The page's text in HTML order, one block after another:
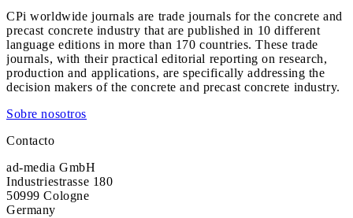
CPi worldwide journals are trade journals for the concrete and
precast concrete industry that are published in 10 different
language editions in more than 170 countries. These trade
journals, with their practical editorial reporting on research,
production and applications, are specifically addressing the
decision makers of the concrete and precast concrete industry.
Sobre nosotros
Contacto
ad-media GmbH
Industriestrasse 180
50999 Cologne
Germany